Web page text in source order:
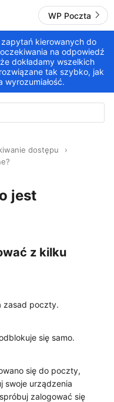
WP Poczta
kierowanych do
na odpowiedź
dokładamy wszelkich
tak szybko, jak
wyrozumiałość.
dostępu
jest
z kilku
zasad poczty.
się samo.
się do poczty,
swoje urządzenia
zalogować się